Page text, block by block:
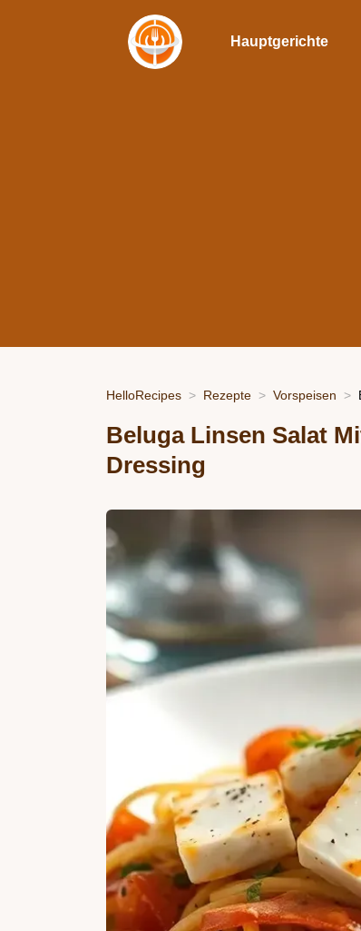
Hauptgerichte
HelloRecipes Rezepte Vorspeisen
Beluga Linsen Salat
Dressing